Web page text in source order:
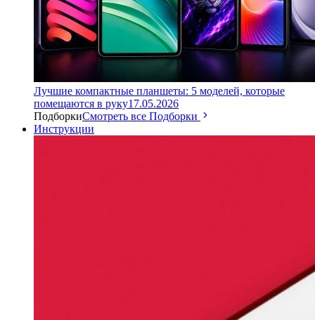
Лучшие компактные планшеты: 5 моделей, которые
помещаются в руку17.05.2026
ПодборкиСмотреть все Подборки
Инструкции